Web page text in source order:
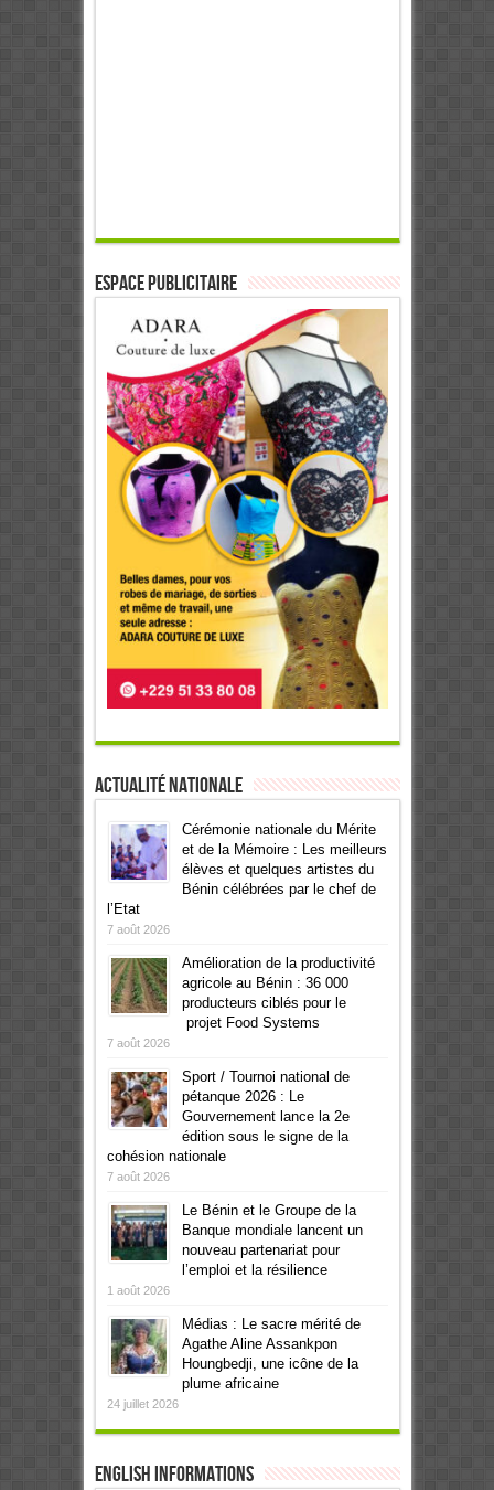
ESPACE PUBLICITAIRE
Actualité Nationale
Cérémonie nationale du Mérite
et de la Mémoire : Les meilleurs
élèves et quelques artistes du
Bénin célébrées par le chef de
l’Etat
7 août 2026
Amélioration de la productivité
agricole au Bénin : 36 000
producteurs ciblés pour le
projet Food Systems
7 août 2026
Sport / Tournoi national de
pétanque 2026 : Le
Gouvernement lance la 2e
édition sous le signe de la
cohésion nationale
7 août 2026
Le Bénin et le Groupe de la
Banque mondiale lancent un
nouveau partenariat pour
l’emploi et la résilience
1 août 2026
Médias : Le sacre mérité de
Agathe Aline Assankpon
Houngbedji, une icône de la
plume africaine
24 juillet 2026
English informations